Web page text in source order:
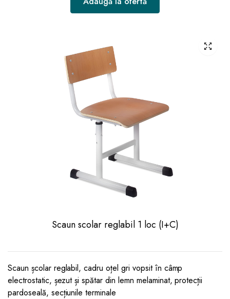
Scaun scolar reglabil 1 loc (I+C)
Scaun școlar reglabil, cadru oțel gri vopsit în câmp
electrostatic, șezut și spătar din lemn melaminat, protecții
pardoseală, secțiunile terminale